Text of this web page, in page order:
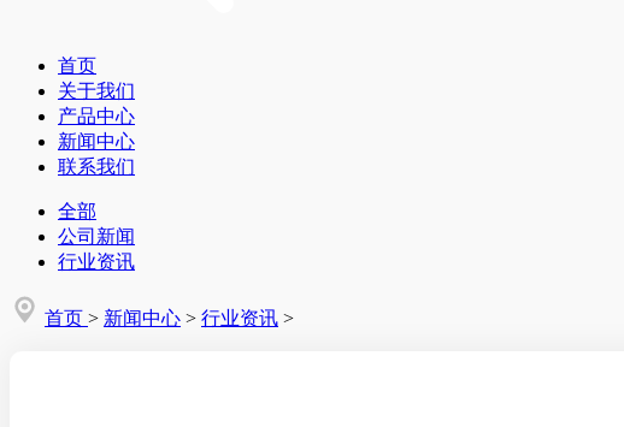
首页
关于我们
产品中心
新闻中心
联系我们
全部
公司新闻
行业资讯
首页 > 新闻中心 > 行业资讯 >